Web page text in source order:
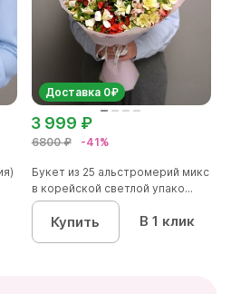
Доставка 0₽
6800 ₽ -41%
3 999 ₽
Букет из 25 альстромерий микс
в корейской светлой упако...
Купить В 1 клик